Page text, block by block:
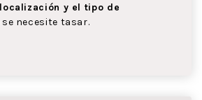
y el tipo de
se necesite tasar.